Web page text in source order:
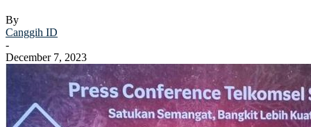
By
Canggih ID
-
December 7, 2023